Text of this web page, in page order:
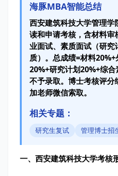
海豚MBA智能总结
西安建筑科技大学管理学
读和申请考核，含材料审
业面试、素质面试（研究
质）。总成绩=材料
20%+研究计划20%+综
不予录取。博士考核评分
加老师微信索取。
相关专题：
研究生复试 管理博士招
一、西安建筑科技大学考核